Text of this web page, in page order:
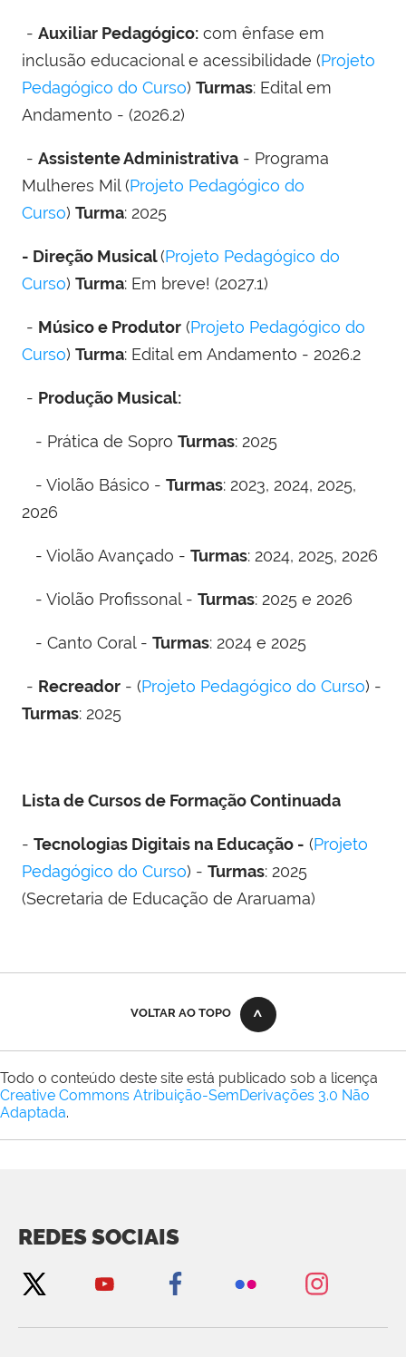
- Auxiliar Pedagógico: com ênfase em
inclusão educacional e acessibilidade (Projeto
Pedagógico do Curso) Turmas: Edital em
Andamento - (2026.2)
- Assistente Administrativa - Programa
Mulheres Mil (Projeto Pedagógico do
Curso) Turma: 2025
- Direção Musical(Projeto Pedagógico do
Curso) Turma: Em breve! (2027.1)
- Músico e Produtor (Projeto Pedagógico do
Curso) Turma: Edital em Andamento - 2026.2
- Produção Musical:
- Prática de Sopro Turmas: 2025
- Violão Básico - Turmas: 2023, 2024, 2025,
2026
- Violão Avançado - Turmas: 2024, 2025, 2026
- Violão Profissonal - Turmas: 2025 e 2026
- Canto Coral - Turmas: 2024 e 2025
- Recreador - (Projeto Pedagógico do Curso) -
Turmas: 2025
Lista de Cursos de Formação Continuada
- Tecnologias Digitais na Educação - (Projeto
Pedagógico do Curso) - Turmas: 2025
(Secretaria de Educação de Araruama)
VOLTAR AO TOPO
Todo o conteúdo deste site está publicado sob a licença
Creative Commons Atribuição-SemDerivações 3.0 Não
Adaptada.
REDES SOCIAIS